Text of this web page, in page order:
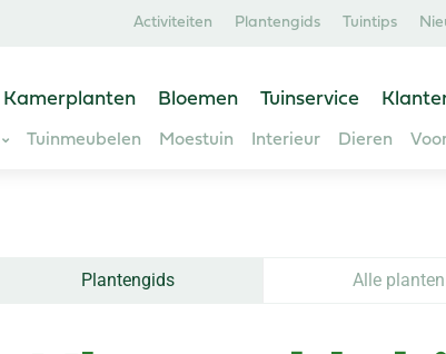
Activiteiten Plantengids Tuintips
Kamerplanten Bloemen Tuinservice
Tuinmeubelen Moestuin Interieur Dieren
Plantengids Alle planten